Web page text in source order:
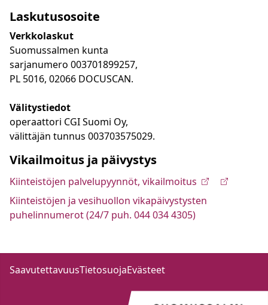
Laskutusosoite
Verkkolaskut
Suomussalmen kunta
sarjanumero 003701899257,
PL 5016, 02066 DOCUSCAN.
Välitystiedot
operaattori CGI Suomi Oy,
välittäjän tunnus 003703575029.
Vikailmoitus ja päivystys
Kiinteistöjen palvelupyynnöt, vikailmoitus
Kiinteistöjen ja vesihuollon vikapäivystysten
puhelinnumerot (24/7 puh. 044 034 4305)
SaavutettavuusTietosuojaEvästeet